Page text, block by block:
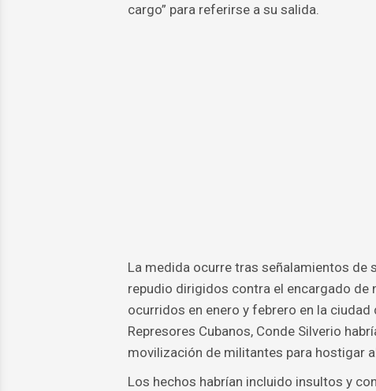
cargo” para referirse a su salida.
La medida ocurre tras señalamientos de
repudio dirigidos contra el encargado de
ocurridos en enero y febrero en la
Represores Cubanos, Conde Silverio
movilización de militantes para hostigar
Los hechos habrían incluido insultos y